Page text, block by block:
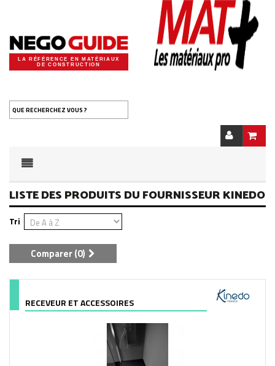
LA RÉFÉRENCE EN MATÉRIAUX
DE CONSTRUCTION
QUE RECHERCHEZ VOUS ?
LISTE DES PRODUITS DU FOURNISSEUR KINEDO
Tri
Comparer (0)
RECEVEUR ET ACCESSOIRES